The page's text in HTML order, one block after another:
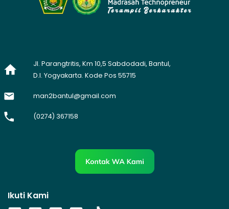
Jl. Parangtritis, Km 10,5 Sabdodadi, Bantul,
D.I. Yogyakarta. Kode Pos 55715
man2bantul@gmail.com
(0274) 367158
Ikuti Kami